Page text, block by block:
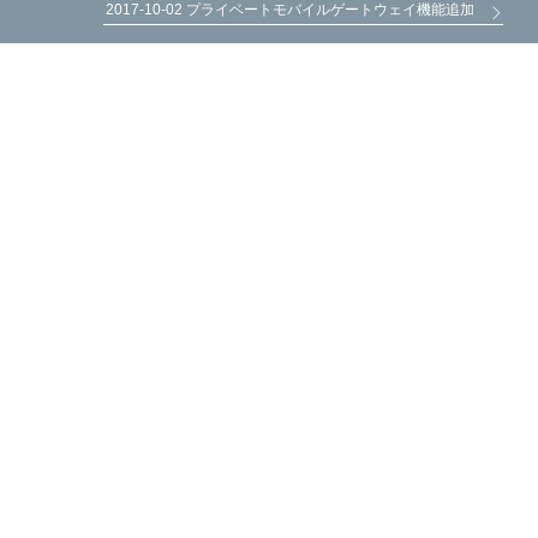
2017-10-02 プライベートモバイルゲートウェイ機能追加